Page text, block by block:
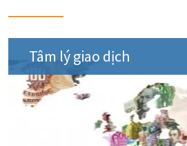
Tâm lý giao dịch